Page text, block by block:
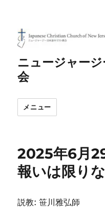
ニュージャー
会
メニュー
2025年6月
報いは限りな
説教: 笹川雅弘師